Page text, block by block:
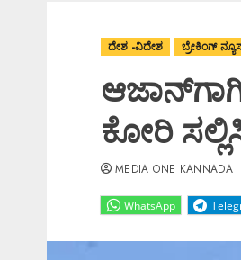
ದೇಶ -ವಿದೇಶ ಬ್ರೇಕಿಂಗ್
ಕೋರಿ
WhatsApp
MEDIA ONE KANNADA